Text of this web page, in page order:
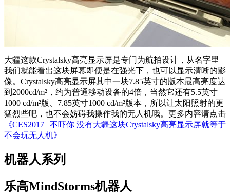
大疆这款Crystalsky高亮显示屏是专门为航拍设计，从名字里
我们就能看出这块屏幕即便是在强光下，也可以显示清晰的影
像。Crystalsky高亮显示屏其中一块7.85英寸的版本最高亮度达
到2000cd/m²，约为普通移动设备的4倍，当然它还有5.5英寸
1000 cd/m²版、7.85英寸1000 cd/m²版本，所以让太阳照射的更
猛烈些吧，也不会妨碍我操作我的无人机哦。更多内容请点击
《CES2017 | 不吓你 没有大疆这块Crystalsky高亮显示屏就等于
不会玩无人机》
机器人系列
乐高MindStorms机器人